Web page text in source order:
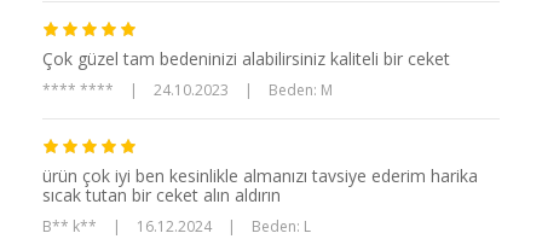
Çok güzel tam bedeninizi alabilirsiniz kaliteli bir ceket
**** **** | 24.10.2023 | Beden: M
ürün çok iyi ben kesinlikle almanızı tavsiye ederim harika
sıcak tutan bir ceket alın aldırın
B** k** | 16.12.2024 | Beden: L